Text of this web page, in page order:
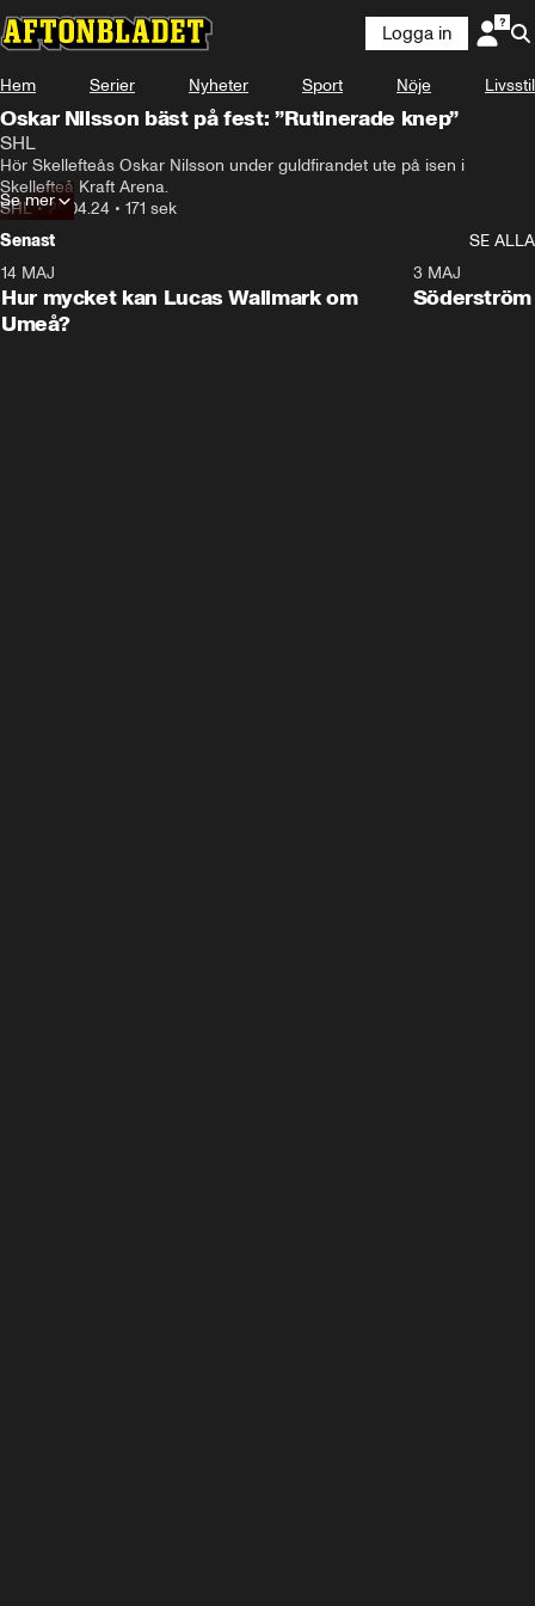
Logga in
Hem Serier Nyheter Sport Nöje Livsstil
Oskar Nilsson bäst på fest: ”Rutinerade knep”
SHL
Hör Skellefteås Oskar Nilsson under guldfirandet ute på isen i
Skellefteå Kraft Arena.
SHL•29.04.24 • 171 sek
Se mer
Senast
SE ALLA
Plus
14 MAJ
Hur mycket kan Lucas Wallmark om
Umeå?
3 MAJ